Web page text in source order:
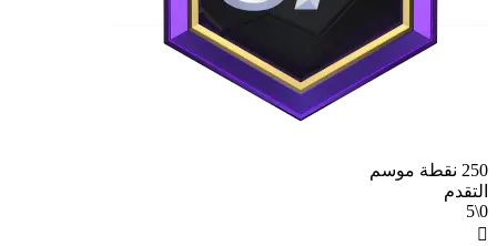
250 نقطة موسم
التقدم
0\5
